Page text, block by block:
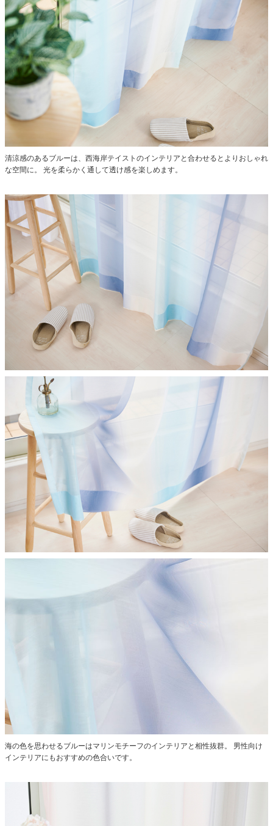
清涼感のあるブルーは、西海岸テイストのインテリアと合わせるとよりおしゃれ
な空間に。
光を柔らかく通して透け感を楽しめます。
海の色を思わせるブルーはマリンモチーフのインテリアと相性抜群。
男性向け
インテリアにもおすすめの色合いです。